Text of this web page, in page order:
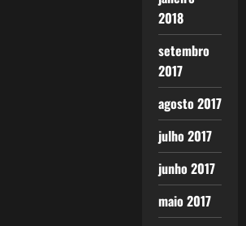
2018
setembro
2017
agosto 2017
julho 2017
junho 2017
maio 2017